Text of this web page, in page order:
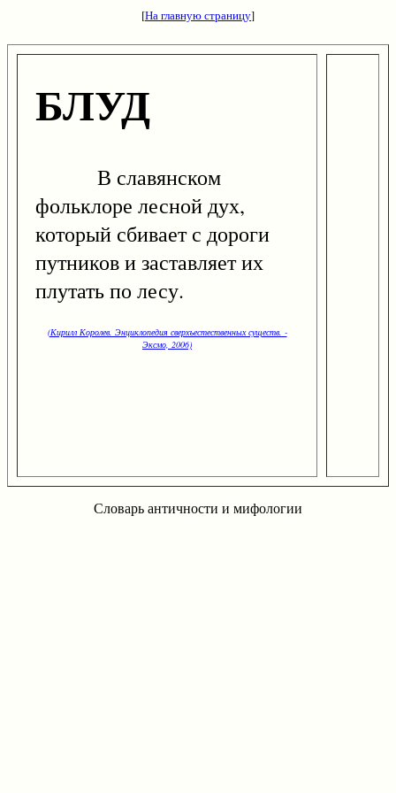
[На главную страницу]
БЛУД
В славянском
фольклоре лесной дух,
который сбивает с дороги
путников и заставляет их
плутать по лесу.
(Кирилл Королев. Энциклопедия сверхъестественных существ. -
Эксмо, 2006)
Словарь античности и мифологии